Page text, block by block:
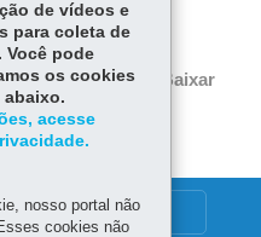
Tw
itt
er
W
ha
ts
p
Imprimir Baixar
de vídeos e
para coleta de
Você pode
os cookies
abaixo.
acesse
nosso portal não
cookies não